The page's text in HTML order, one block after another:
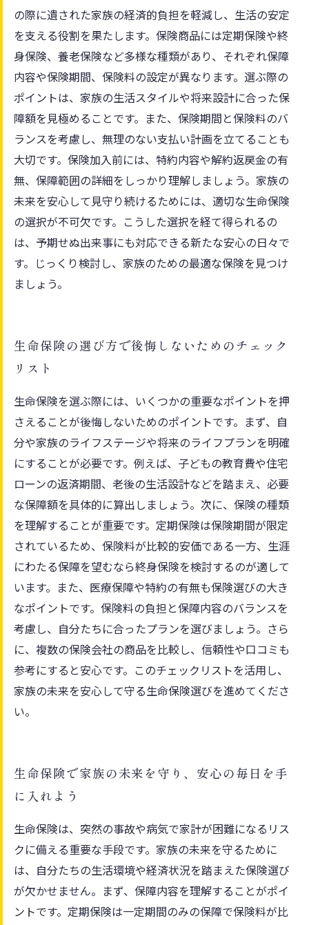
の際に遺された家族の経済的負担を軽減し、生活の安定
を支える役割を果たします。保険商品には定期保険や終
身保険、養老保険など多様な種類があり、それぞれ保障
内容や保険期間、保険料の設定が異なります。選ぶ際の
ポイントは、家族の生活スタイルや将来設計に合った保
障額を見極めることです。また、保険期間と保険料のバ
ランスを考慮し、無理のない支払い計画を立てることも
大切です。保険加入前には、特約内容や解約返戻金の有
無、保障範囲の詳細をしっかり理解しましょう。家族の
未来を安心して見守り続けるためには、適切な生命保険
の選択が不可欠です。こうした選択を経て得られるの
は、予期せぬ出来事にも対応できる新たな安心の日々で
す。じっくり検討し、家族のための最適な保険を見つけ
ましょう。
生命保険の選び方で後悔しないためのチェック
リスト
生命保険を選ぶ際には、いくつかの重要なポイントを押
さえることが後悔しないためのポイントです。まず、自
分や家族のライフステージや将来のライフプランを明確
にすることが必要です。例えば、子どもの教育費や住宅
ローンの返済期間、老後の生活設計などを踏まえ、必要
な保障額を具体的に算出しましょう。次に、保険の種類
を理解することが重要です。定期保険は保険期間が限定
されているため、保険料が比較的安価である一方、生涯
にわたる保障を望むなら終身保険を検討するのが適して
います。また、医療保障や特約の有無も保険選びの大き
なポイントです。保険料の負担と保障内容のバランスを
考慮し、自分たちに合ったプランを選びましょう。さら
に、複数の保険会社の商品を比較し、信頼性や口コミも
参考にすると安心です。このチェックリストを活用し、
家族の未来を安心して守る生命保険選びを進めてくださ
い。
生命保険で家族の未来を守り、安心の毎日を手
に入れよう
生命保険は、突然の事故や病気で家計が困難になるリス
クに備える重要な手段です。家族の未来を守るために
は、自分たちの生活環境や経済状況を踏まえた保険選び
が欠かせません。まず、保障内容を理解することがポイ
ントです。定期保険は一定期間のみの保障で保険料が比